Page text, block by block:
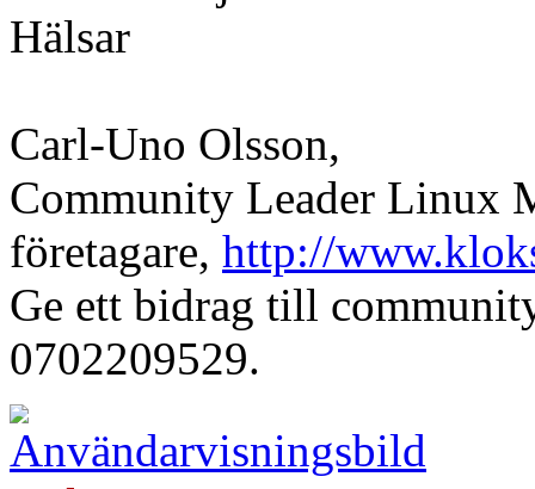
Hälsar
Carl-Uno Olsson,
Community Leader Linux
företagare, http://
Ge ett bidrag till
0702209529.